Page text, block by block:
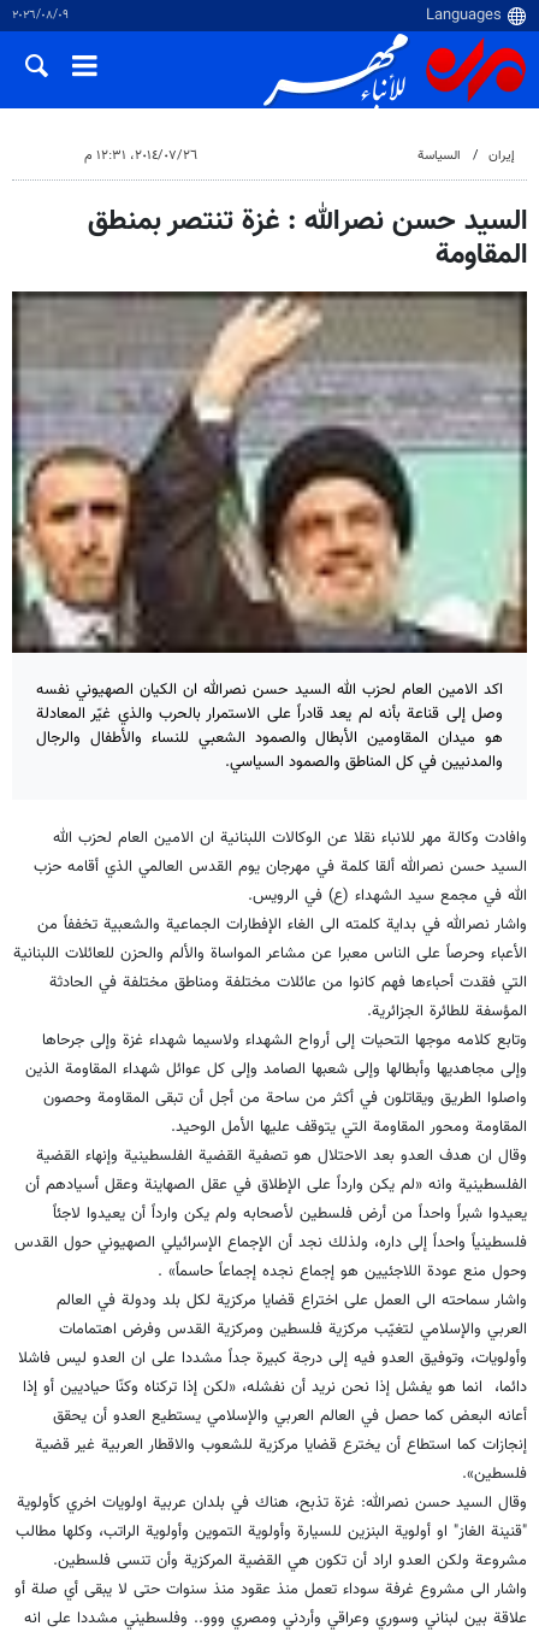
٠٩‏/٠٨‏/٢٠٢٦
إيران السياسة ٢٦‏/٠٧‏/٢٠١٤، ١٢:٣١ م
السيد حسن نصرالله : غزة تنتصر بمنطق
المقاومة
اكد الامين العام لحزب الله السيد حسن نصرالله ان الكيان الصهيوني نفسه
وصل إلى قناعة بأنه لم يعد قادراً على الاستمرار بالحرب والذي غيّر المعادلة
هو ميدان المقاومين الأبطال والصمود الشعبي للنساء والأطفال والرجال
والمدنيين في كل المناطق والصمود السياسي.
وافادت وكالة مهر للانباء نقلا عن الوكالات اللبنانية ان الامين العام لحزب الله
السيد حسن نصرالله ألقا كلمة في مهرجان يوم القدس العالمي الذي أقامه حزب
الله في مجمع سيد الشهداء (ع) في الرويس.
واشار نصرالله في بداية كلمته الى الغاء الإفطارات الجماعية والشعبية تخففاً من
الأعباء وحرصاً على الناس معبرا عن مشاعر المواساة والألم والحزن للعائلات اللبنانية
التي فقدت أحباءها فهم كانوا من عائلات مختلفة ومناطق مختلفة في الحادثة
المؤسفة للطائرة الجزائرية.
وتابع كلامه موجها التحيات إلى أرواح الشهداء ولاسيما شهداء غزة وإلى جرحاها
وإلى مجاهديها وأبطالها وإلى شعبها الصامد وإلى كل عوائل شهداء المقاومة الذين
واصلوا الطريق ويقاتلون في أكثر من ساحة من أجل أن تبقى المقاومة وحصون
المقاومة ومحور المقاومة التي يتوقف عليها الأمل الوحيد.
وقال ان هدف العدو بعد الاحتلال هو تصفية القضية الفلسطينية وإنهاء القضية
الفلسطينية وانه «لم يكن وارداً على الإطلاق في عقل الصهاينة وعقل أسيادهم أن
يعيدوا شبراً واحداً من أرض فلسطين لأصحابه ولم يكن وارداً أن يعيدوا لاجئاً
فلسطينياً واحداً إلى داره، ولذلك نجد أن الإجماع الإسرائيلي الصهيوني حول القدس
وحول منع عودة اللاجئيين هو إجماع نجده إجماعاً حاسماً» .
واشار سماحته الى العمل على اختراع قضايا مركزية لكل بلد ودولة في العالم
العربي والإسلامي لتغيّب مركزية فلسطين ومركزية القدس وفرض اهتمامات
وأولويات، وتوفيق العدو فيه إلى درجة كبيرة جداً مشددا على ان العدو ليس فاشلا
دائما، انما هو يفشل إذا نحن نريد أن نفشله، «لكن إذا تركناه وكنّا حياديين أو إذا
أعانه البعض كما حصل في العالم العربي والإسلامي يستطيع العدو أن يحقق
إنجازات كما استطاع أن يخترع قضايا مركزية للشعوب والاقطار العربية غير قضية
فلسطين».
وقال السيد حسن نصرالله: غزة تذبح، هناك في بلدان عربية اولويات اخري كأولوية
"قنينة الغاز" او أولوية البنزين للسيارة وأولوية التموين وأولوية الراتب، وكلها مطالب
مشروعة ولكن العدو اراد أن تكون هي القضية المركزية وأن تنسى فلسطين.
واشار الى مشروع غرفة سوداء تعمل منذ عقود منذ سنوات حتى لا يبقى أي صلة أو
علاقة بين لبناني وسوري وعراقي وأردني ومصري ووو.. وفلسطيني مشددا على انه